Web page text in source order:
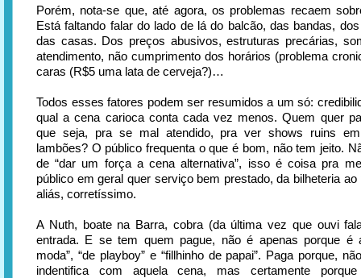
Porém, nota-se que, até agora, os problemas recaem
Está faltando falar do lado de lá do balcão, das bandas,
das casas. Dos preços abusivos, estruturas precárias,
atendimento, não cumprimento dos horários (problema
caras (R$5 uma lata de cerveja?)…
Todos esses fatores podem ser resumidos a um só:
qual a cena carioca conta cada vez menos. Quem quer
que seja, pra se mal atendido, pra ver shows ruins
lambões? O público frequenta o que é bom, não tem jeito.
de “dar um força a cena alternativa”, isso é coisa pra
público em geral quer serviço bem prestado, da bilheteria ao
aliás, corretíssimo.
A Nuth, boate na Barra, cobra (da última vez que ouvi
entrada. E se tem quem pague, não é apenas porque é
moda”, “de playboy” e “fillhinho de papai”. Paga porque,
indentifica com aquela cena, mas certamente